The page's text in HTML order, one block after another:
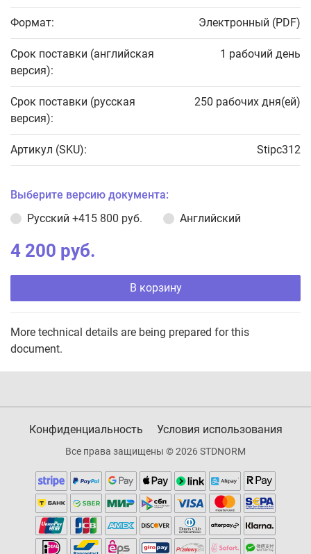
Формат: Электронный (PDF)
Срок поставки (английская
версия):
1 рабочий день
Срок поставки (русская
версия):
250 рабочих дня(ей)
Артикул (SKU): Stipc312
Выберите версию документа:
Русский +415 800 руб. Английский
4 200 руб.
В корзину
More technical details are being prepared for this
document.
Конфиденциальность Условия использования
Все права защищены © 2026 STDNORM